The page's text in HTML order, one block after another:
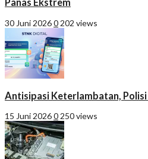
30 Juni 20260 202 views
Antisipasi Keterlambatan, Polisi
15 Juni 20260250 views